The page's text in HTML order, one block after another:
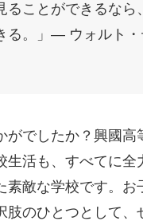
ることができるなら
る。」― ウォルト・
がでしたか？興國高
生活も、すべてに全
素敵な学校です。お
肢のひとつとして、